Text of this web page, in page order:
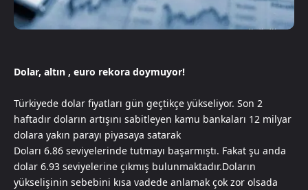
Dolar, altın , euro rekora doymuyor!
Türkiyede dolar fiyatları gün geçtikçe yükseliyor. Son 2
haftadır doların artışını sabitleyen kamu bankaları 12 milyar
dolara yakın parayı piyasaya satarak
Doları 6.86 seviyelerinde tutmayı başarmıştı. Fakat şu anda
dolar 6.93 seviyelerine çıkmış bulunmaktadır.Doların
yükselişinin sebebini kısa vadede anlamak çok zor olsada